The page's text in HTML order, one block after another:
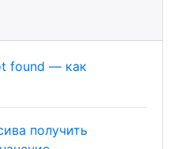
found — как
получить